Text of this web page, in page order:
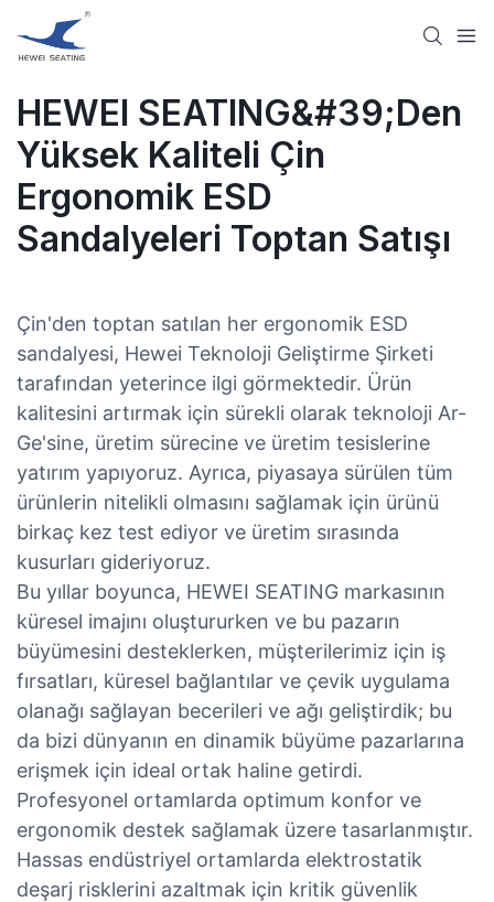
HEWEI SEATING&#39;den
Yüksek Kaliteli Çin
Ergonomik ESD
Sandalyeleri Toptan Satışı
Çin'den toptan satılan her ergonomik ESD
sandalyesi, Hewei Teknoloji Geliştirme Şirketi
tarafından yeterince ilgi görmektedir. Ürün
kalitesini artırmak için sürekli olarak teknoloji Ar-
Ge'sine, üretim sürecine ve üretim tesislerine
yatırım yapıyoruz. Ayrıca, piyasaya sürülen tüm
ürünlerin nitelikli olmasını sağlamak için ürünü
birkaç kez test ediyor ve üretim sırasında
kusurları gideriyoruz.
Bu yıllar boyunca, HEWEI SEATING markasının
küresel imajını oluştururken ve bu pazarın
büyümesini desteklerken, müşterilerimiz için iş
fırsatları, küresel bağlantılar ve çevik uygulama
olanağı sağlayan becerileri ve ağı geliştirdik; bu
da bizi dünyanın en dinamik büyüme pazarlarına
erişmek için ideal ortak haline getirdi.
Profesyonel ortamlarda optimum konfor ve
ergonomik destek sağlamak üzere tasarlanmıştır.
Hassas endüstriyel ortamlarda elektrostatik
deşarj risklerini azaltmak için kritik güvenlik